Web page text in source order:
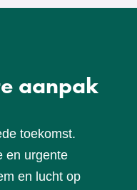
aanpak
toekomst.
en urgente
en lucht op